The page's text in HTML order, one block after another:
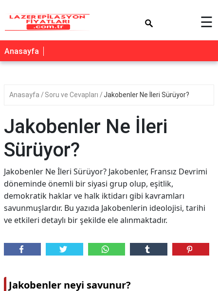
☰
Anasayfa
Anasayfa Soru ve Cevapları Jakobenler Ne İleri Sürüyor?
Jakobenler Ne İleri
Sürüyor?
Jakobenler Ne İleri Sürüyor? Jakobenler, Fransız Devrimi
döneminde önemli bir siyasi grup olup, eşitlik,
demokratik haklar ve halk iktidarı gibi kavramları
savunmuşlardır. Bu yazıda Jakobenlerin ideolojisi, tarihi
ve etkileri detaylı bir şekilde ele alınmaktadır.
Jakobenler neyi savunur?